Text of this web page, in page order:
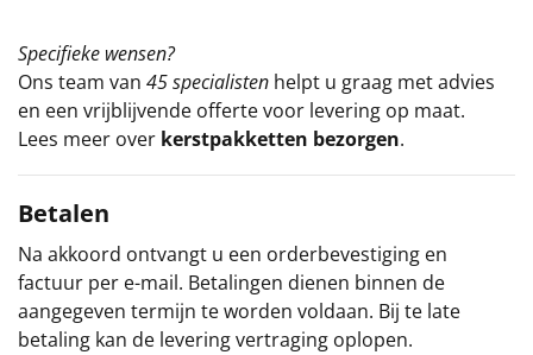
Specifieke wensen?
Ons team van 45 specialisten helpt u graag met advies
en een vrijblijvende offerte voor levering op maat.
Lees meer over kerstpakketten bezorgen.
Betalen
Na akkoord ontvangt u een orderbevestiging en
factuur per e-mail. Betalingen dienen binnen de
aangegeven termijn te worden voldaan. Bij te late
betaling kan de levering vertraging oplopen.